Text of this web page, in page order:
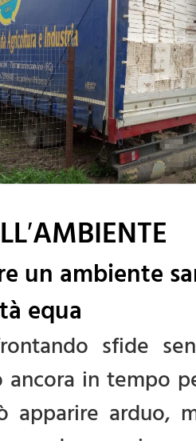
un ambiente
equa
sfide
in tempo
arduo,